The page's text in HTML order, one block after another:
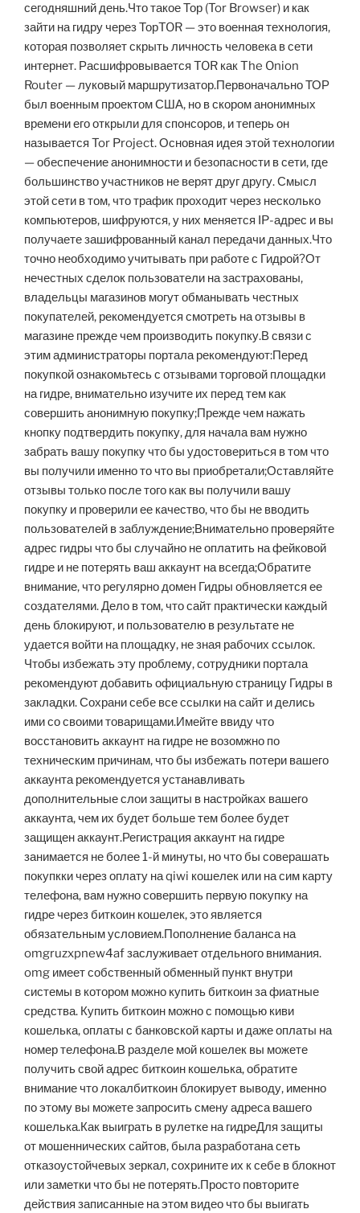
сегодняшний день.Что такое Тор (Tor Browser) и как
зайти на гидру через ТорTOR — это военная технология,
которая позволяет скрыть личность человека в сети
интернет. Расшифровывается TOR как The Onion
Router — луковый маршрутизатор.Первоначально ТОР
был военным проектом США, но в скором анонимных
времени его открыли для спонсоров, и теперь он
называется Tor Project. Основная идея этой технологии
— обеспечение анонимности и безопасности в сети, где
большинство участников не верят друг другу. Смысл
этой сети в том, что трафик проходит через несколько
компьютеров, шифруются, у них меняется IP-адрес и вы
получаете зашифрованный канал передачи данных.Что
точно необходимо учитывать при работе с Гидрой?От
нечестных сделок пользователи на застрахованы,
владельцы магазинов могут обманывать честных
покупателей, рекомендуется смотреть на отзывы в
магазине прежде чем производить покупку.В связи с
этим администраторы портала рекомендуют:Перед
покупкой ознакомьтесь с отзывами торговой площадки
на гидре, внимательно изучите их перед тем как
совершить анонимную покупку;Прежде чем нажать
кнопку подтвердить покупку, для начала вам нужно
забрать вашу покупку что бы удостовериться в том что
вы получили именно то что вы приобретали;Оставляйте
отзывы только после того как вы получили вашу
покупку и проверили ее качество, что бы не вводить
пользователей в заблуждение;Внимательно проверяйте
адрес гидры что бы случайно не оплатить на фейковой
гидре и не потерять ваш аккаунт на всегда;Обратите
внимание, что регулярно домен Гидры обновляется ее
создателями. Дело в том, что сайт практически каждый
день блокируют, и пользователю в результате не
удается войти на площадку, не зная рабочих ссылок.
Чтобы избежать эту проблему, сотрудники портала
рекомендуют добавить официальную страницу Гидры в
закладки. Сохрани себе все ссылки на сайт и делись
ими со своими товарищами.Имейте ввиду что
восстановить аккаунт на гидре не возомжно по
техническим причинам, что бы избежать потери вашего
аккаунта рекомендуется устанавливать
дополнительные слои защиты в настройках вашего
аккаунта, чем их будет больше тем более будет
защищен аккаунт.Регистрация аккаунт на гидре
занимается не более 1-й минуты, но что бы соверашать
покупкки через оплату на qiwi кошелек или на сим карту
телефона, вам нужно совершить первую покупку на
гидре через биткоин кошелек, это является
обязательным условием.Пополнение баланса на
omgruzxpnew4af заслуживает отдельного внимания.
omg имеет собственный обменный пункт внутри
системы в котором можно купить биткоин за фиатные
средства. Купить биткоин можно с помощью киви
кошелька, оплаты с банковской карты и даже оплаты на
номер телефона.В разделе мой кошелек вы можете
получить свой адрес биткоин кошелька, обратите
внимание что локалбиткоин блокирует выводу, именно
по этому вы можете запросить смену адреса вашего
кошелька.Как выиграть в рулетке на гидреДля защиты
от мошеннических сайтов, была разработана сеть
отказоустойчевых зеркал, сохрините их к себе в блокнот
или заметки что бы не потерять.Просто повторите
действия записанные на этом видео что бы выигать